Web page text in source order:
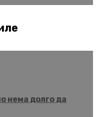
нема долго да